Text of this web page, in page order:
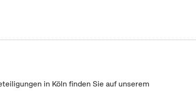
in Köln finden Sie auf unserem